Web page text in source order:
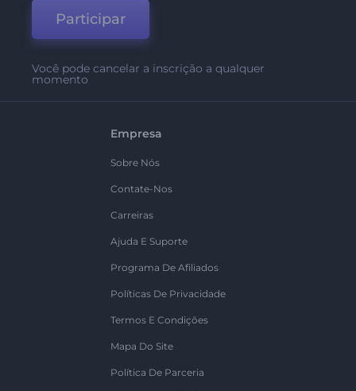
Participar
Você pode cancelar a inscrição a qualquer
momento
Empresa
Sobre Nós
Contate-Nos
Carreiras
Ajuda E Suporte
Programa De Afiliados
Políticas De Privacidade
Termos E Condições
Mapa Do Site
Política De Parceria